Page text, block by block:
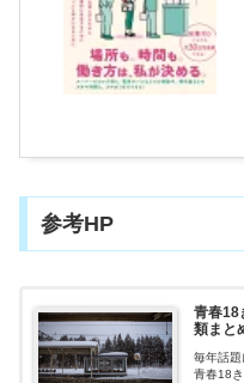
参考HP
青春18
類まと
毎年話題
青春18